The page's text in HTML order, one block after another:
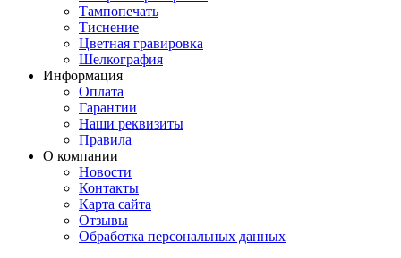
Тампопечать
Тиснение
Цветная гравировка
Шелкография
Информация
Оплата
Гарантии
Наши реквизиты
Правила
О компании
Новости
Контакты
Карта сайта
Отзывы
Обработка персональных данных